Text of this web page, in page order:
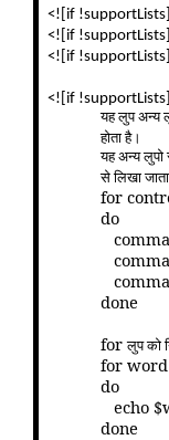
<![if
<![if
<![if
<![if
यह लुप अन्य
होता है।
यह अन्य
से लिखा
for
do
done
forलुप को
for
do
echo
done